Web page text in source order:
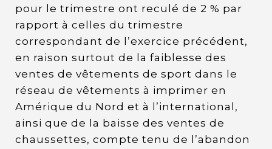
pour le trimestre ont reculé de 2 % par
rapport à celles du trimestre
correspondant de l’exercice précédent,
en raison surtout de la faiblesse des
ventes de vêtements de sport dans le
réseau de vêtements à imprimer en
Amérique du Nord et à l’international,
ainsi que de la baisse des ventes de
chaussettes, compte tenu de l’abandon